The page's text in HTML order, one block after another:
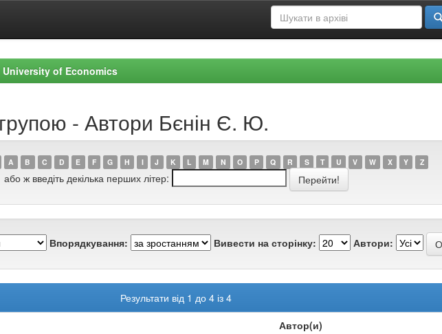
of Economics
- Автори Бєнін Є. Ю.
A B C D E F G H I J K L M N O P Q R S T U V W X Y Z
або ж введіть декілька перших літер:
Впорядкування: Вивести на сторінку: Автори:
Результати від 1 до 4 із 4
Автор(и)